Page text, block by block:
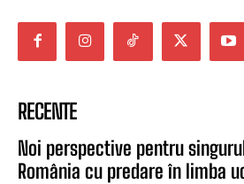
RECENTE
Noi perspective pentru
România cu predare în limba